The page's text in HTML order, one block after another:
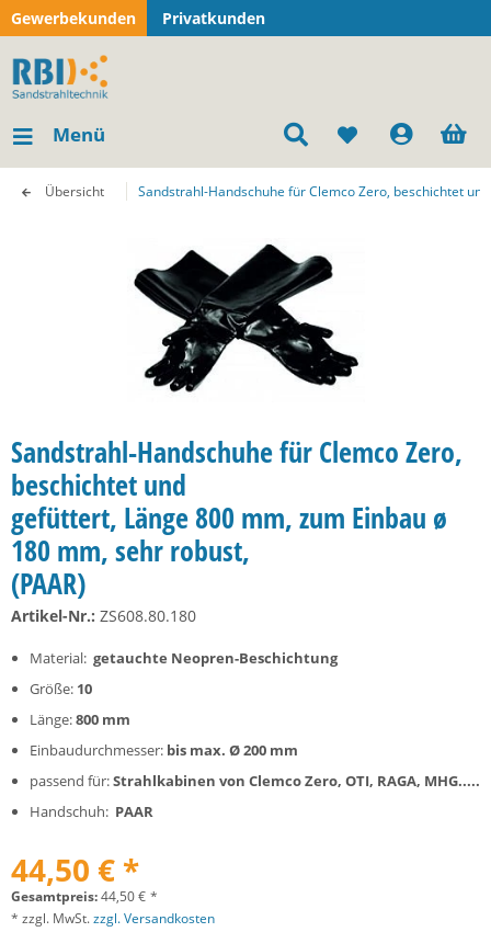
Gewerbekunden Privatkunden
Menü
Übersicht Sandstrahl-Handschuhe für Clemco Zero, beschichtet und
Sandstrahl-Handschuhe für Clemco Zero,
beschichtet und
gefüttert, Länge 800 mm, zum Einbau ø
180 mm, sehr robust,
(PAAR)
Artikel-Nr.: ZS608.80.180
Material: getauchte Neopren-Beschichtung
Größe: 10
Länge:800 mm
Einbaudurchmesser: bis max. Ø 200 mm
passend für:Strahlkabinen von Clemco Zero, OTI, RAGA, MHG.....
Handschuh: PAAR
44,50 € *
Gesamtpreis:44,50€ *
* zzgl. MwSt.zzgl. Versandkosten